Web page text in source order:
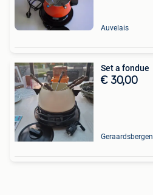
Auvelais
Set a fondue
€ 30,00
Geraardsbergen